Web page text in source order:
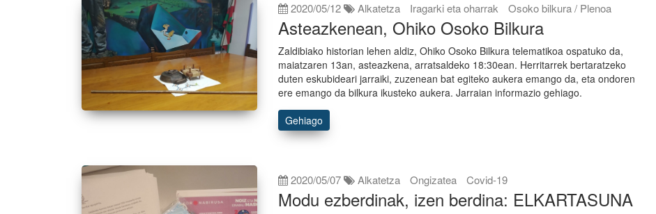
2020/05/12 Alkatetza Iragarki eta oharrak Osoko bilkura / Plenoa
Asteazkenean, Ohiko Osoko Bilkura
Zaldibiako historian lehen aldiz, Ohiko Osoko Bilkura telematikoa ospatuko da,
maiatzaren 13an, asteazkena, arratsaldeko 18:30ean. Herritarrek bertaratzeko
duten eskubideari jarraiki, zuzenean bat egiteko aukera emango da, eta ondoren
ere emango da bilkura ikusteko aukera. Jarraian informazio gehiago.
Gehiago
2020/05/07 Alkatetza Ongizatea Covid-19
Modu ezberdinak, izen berdina: ELKARTASUNA